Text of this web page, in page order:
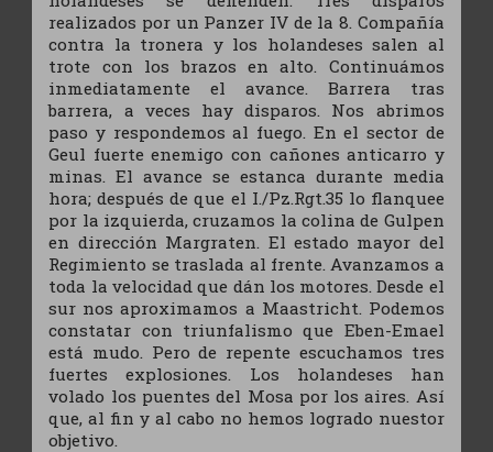
realizados por un Panzer IV de la 8. Compañía
contra la tronera y los holandeses salen al
trote con los brazos en alto. Continuámos
inmediatamente el avance. Barrera tras
barrera, a veces hay disparos. Nos abrimos
paso y respondemos al fuego. En el sector de
Geul fuerte enemigo con cañones anticarro y
minas. El avance se estanca durante media
hora; después de que el I./Pz.Rgt.35 lo flanquee
por la izquierda, cruzamos la colina de Gulpen
en dirección Margraten. El estado mayor del
Regimiento se traslada al frente. Avanzamos a
toda la velocidad que dán los motores. Desde el
sur nos aproximamos a Maastricht. Podemos
constatar con triunfalismo que Eben-Emael
está mudo. Pero de repente escuchamos tres
fuertes explosiones. Los holandeses han
volado los puentes del Mosa por los aires. Así
que, al fin y al cabo no hemos logrado nuestor
objetivo.